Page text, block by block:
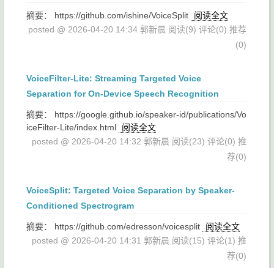
摘要： https://github.com/ishine/VoiceSplit
阅读全文
posted @ 2026-04-20 14:34 郭新晨 阅读(9) 评论(0) 推荐
(0)
VoiceFilter-Lite: Streaming Targeted Voice
Separation for On-Device Speech Recognition
摘要： https://google.github.io/speaker-id/publications/Vo
iceFilter-Lite/index.html
阅读全文
posted @ 2026-04-20 14:32 郭新晨 阅读(23) 评论(0) 推
荐(0)
VoiceSplit: Targeted Voice Separation by Speaker-
Conditioned Spectrogram
摘要： https://github.com/edresson/voicesplit
阅读全文
posted @ 2026-04-20 14:31 郭新晨 阅读(15) 评论(1) 推
荐(0)